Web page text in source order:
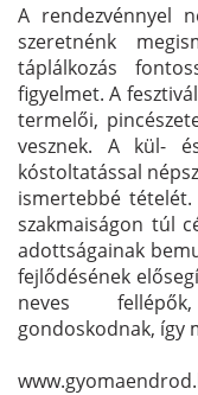
A rendezvénnyel
szeretnénk
táplálkozás
figyelmet. A
termelői,
vesznek. A kül-
kóstoltatással
ismertebbé
szakmaiságon túl
adottságainak
fejlődésének
neves
gondoskodnak, így